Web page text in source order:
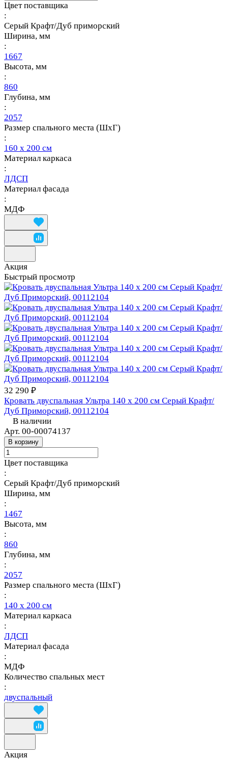
Цвет поставщика
:
Серый Крафт/Дуб приморский
Ширина, мм
:
1667
Высота, мм
:
860
Глубина, мм
:
2057
Размер спального места (ШхГ)
:
160 х 200 см
Материал каркаса
:
ЛДСП
Материал фасада
:
МДФ
Акция
Быстрый просмотр
32 290 ₽
Кровать двуспальная Ультра 140 х 200 см Серый Крафт/
Дуб Приморский, 00112104
В наличии
Арт. 00-00074137
В корзину
Цвет поставщика
:
Серый Крафт/Дуб приморский
Ширина, мм
:
1467
Высота, мм
:
860
Глубина, мм
:
2057
Размер спального места (ШхГ)
:
140 х 200 см
Материал каркаса
:
ЛДСП
Материал фасада
:
МДФ
Количество спальных мест
:
двуспальный
Акция